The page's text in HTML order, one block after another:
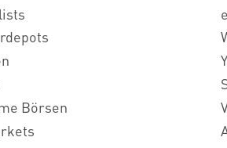
Börsen